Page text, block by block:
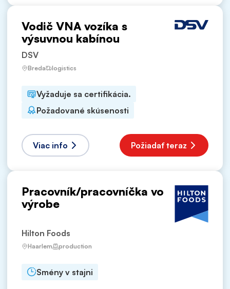
Vodič VNA vozíka s
výsuvnou kabínou
DSV
Breda logistics
Vyžaduje sa certifikácia.
Požadované skúsenosti
Viac info Požiadať teraz
Pracovník/pracovníčka vo
výrobe
Hilton Foods
Haarlem production
Smény v stajni